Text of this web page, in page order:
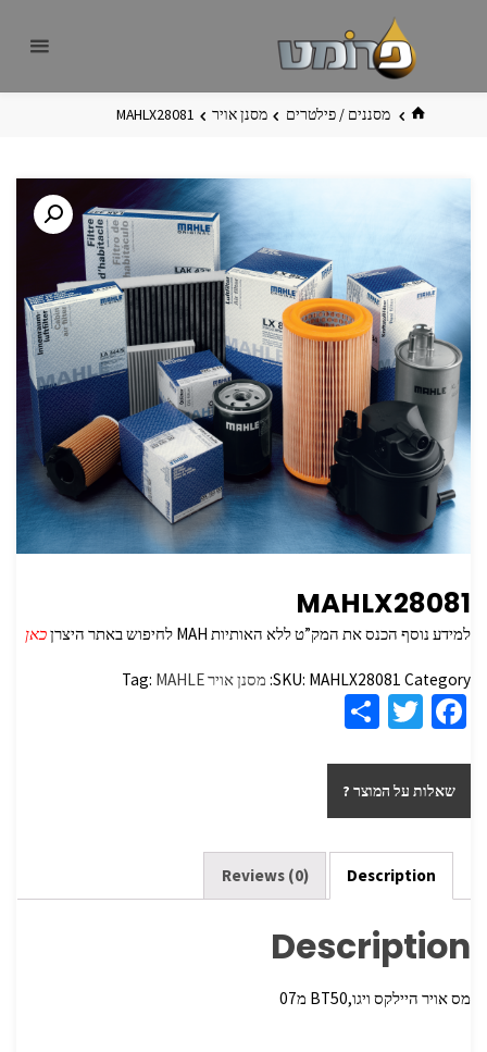
בית מסננים / פילטרים מסנן אויר MAHLX28081
MAHLX28081
למידע נוסף הכנס את המק”ט ללא האותיות MAH לחיפוש באתר היצרן כאן
SKU: MAHLX28081 Category: מסנן אויר Tag: MAHLE
Fa
b
o
o
k
T
tt
er
ar
e
שאלות על המוצר ?
Description
Reviews (0)
Description
מס אויר היילקס ויגו,BT50 מ07